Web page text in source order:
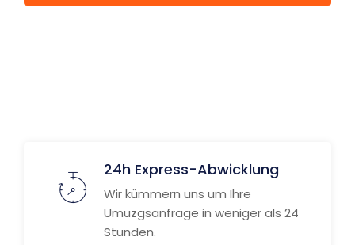
24h Express-Abwicklung
Wir kümmern uns um Ihre
Umuzgsanfrage in weniger als 24
Stunden.